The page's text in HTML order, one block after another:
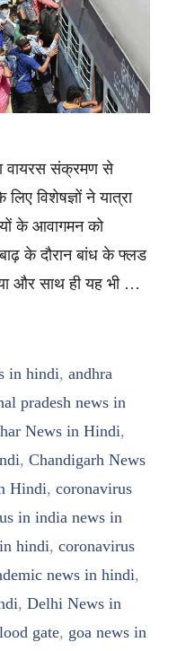
वायरस संक्रमण से
विशेषज्ञों ने यात्रा
के आवागमन को
के दौरान बांध के फ्लड
और साथ ही यह भी …
in hindi, andhra
pradesh news in
News in Hindi,
, Chandigarh News
Hindi, coronavirus
in india news in
hindi, coronavirus
news in hindi,
, Delhi News in
gate, goa news in